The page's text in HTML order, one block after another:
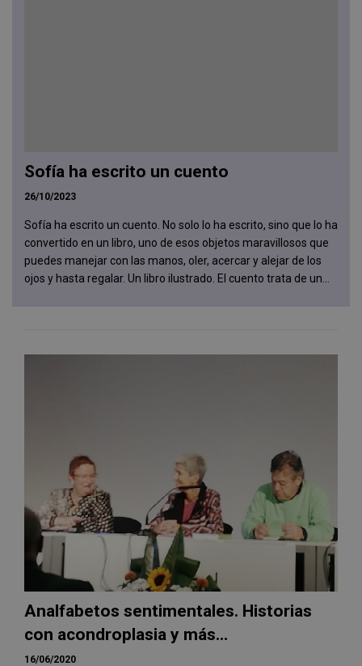
Sofía ha escrito un cuento
26/10/2023
Sofía ha escrito un cuento. No solo lo ha escrito, sino que lo ha
convertido en un libro, uno de esos objetos maravillosos que
puedes manejar con las manos, oler, acercar y alejar de los
ojos y hasta regalar. Un libro ilustrado. El cuento trata de un...
Analfabetos sentimentales. Historias
con acondroplasia y más...
16/06/2020